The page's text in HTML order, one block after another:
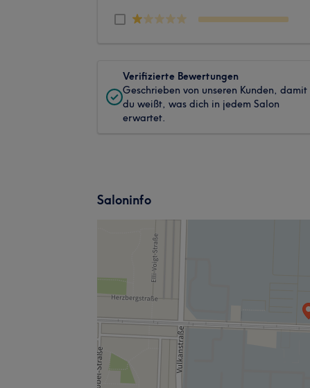
Verifizierte Bewertungen
Geschrieben von unseren Kunden, damit
du weißt, was dich in jedem Salon
erwartet.
Saloninfo